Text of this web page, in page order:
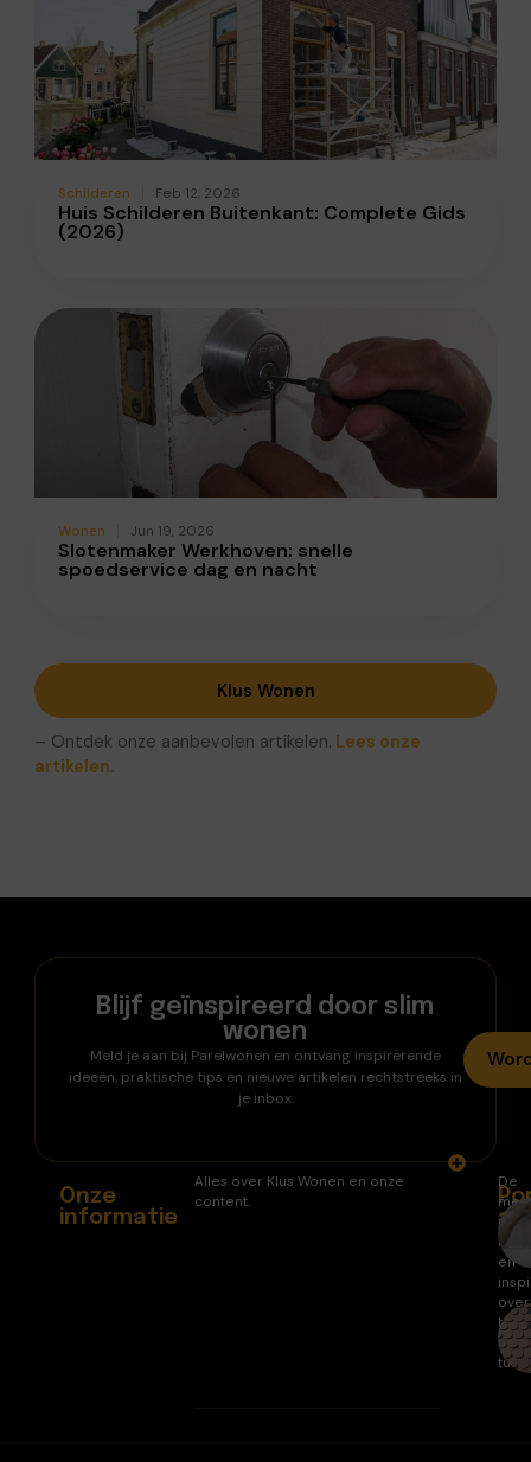
Schilderen Feb 12, 2026
Huis Schilderen Buitenkant: Complete Gids
(2026)
Wonen Jun 19, 2026
Slotenmaker Werkhoven: snelle
spoedservice dag en nacht
Klus Wonen
– Ontdek onze aanbevolen artikelen. Lees onze
artikelen.
Blijf geïnspireerd door slim
wonen
Meld je aan bij Parelwonen en ontvang inspirerende
ideeën, praktische tips en nieuwe artikelen rechtstreeks in
je inbox.
Onze
informatie
Alles over Klus Wonen en onze
content.
De
en
over
huis
en
tuin.